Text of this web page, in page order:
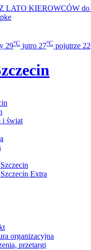
LATO KIEROWCÓW do
29°C jutro 27°C pojutrze 22
i świat
Extra
organizacyjna
przetargi